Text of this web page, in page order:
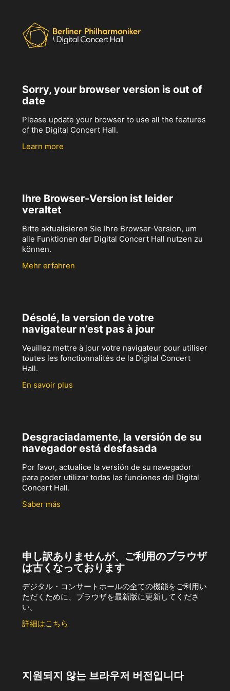
Sorry, your browser version is out of
date
Please update your browser to use all the features
of the Digital Concert Hall.
Learn more
Ihre Browser-Version ist leider
veraltet
Bitte aktualisieren Sie Ihre Browser-Version, um
alle Funktionen der Digital Concert Hall nutzen zu
können.
Mehr erfahren
Désolé, la version de votre
navigateur n’est pas à jour
Veuillez mettre à jour votre navigateur pour utiliser
toutes les fonctionnalités de la Digital Concert
Hall.
En savoir plus
Desgraciadamente, la versión de su
navegador está desfasada
Por favor, actualice la versión de su navegador
para poder utilizar todas las funciones del Digital
Concert Hall.
Saber más
申し訳ありませんが、ご利用のブラウザ
は古くなっております
デジタル・コンサートホールの全ての機能をご利用い
ただくために、ブラウザを最新版に更新してくださ
い。
詳細はこちら
지원되지 않는 브라우저 버전입니다